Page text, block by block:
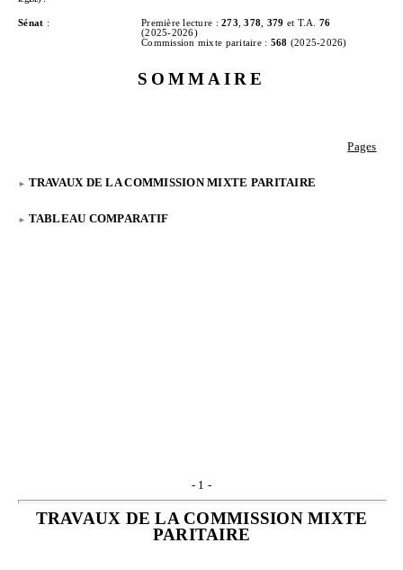
Sénat : Première lecture :273,378, 379 et T.A.76
(2025‑2026)
Commission mixte paritaire : 568 (2025-2026)
SOMMAIRE
Pages
TRAVAUX DE LA COMMISSION MIXTE PARITAIRE
TABLEAU COMPARATIF
- 1 -
TRAVAUX DE LA COMMISSION MIXTE
PARITAIRE